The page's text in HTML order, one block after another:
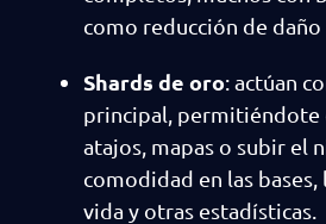
como reducción de daño
Shards de oro: actúan
principal, permitiéndote
atajos, mapas o subir el
comodidad en las
vida y otras estadísticas.